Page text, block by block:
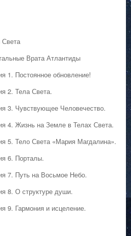
Врата Атлантиды
1. Постоянное обновление!
2. Тела Света.
3. Чувствующее Человечество.
4. Жизнь на Земле в Телах Света.
5. Тело Света «Мария Магдалина».
6. Порталы.
7. Путь на Восьмое Небо.
8. О структуре души.
9. Гармония и исцеление.